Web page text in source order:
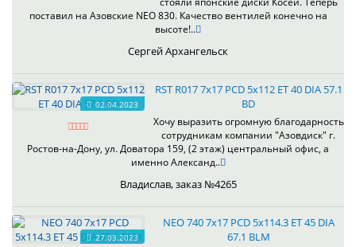
поставил на Азовские NEO 830. Качество вентилей конечно на
высоте!..
Сергей Архангельск
02.04.2023
RST R017 7x17 PCD 5x112 ET 40 DIA 57.1
BD
Хочу выразить огромную благодарность
сотрудникам компании "Азовдиск" г.
Ростов-на-Дону, ул. Доватора 159, (2 этаж) центральный офис, а
именно Александ..
Владислав, заказ №4265
27.03.2023
NEO 740 7x17 PCD 5x114.3 ET 45 DIA
67.1 BLM